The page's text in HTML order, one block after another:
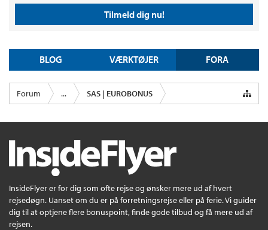
Tilmeld dig nu!
BLOG VÆRKTØJER FORA
Forum ... SAS | EUROBONUS
InsideFlyer er for dig som ofte rejse og ønsker mere ud af hvert
rejsedøgn. Uanset om du er på forretningsrejse eller på ferie. Vi guider
dig til at optjene flere bonuspoint, finde gode tilbud og få mere ud af
rejsen.